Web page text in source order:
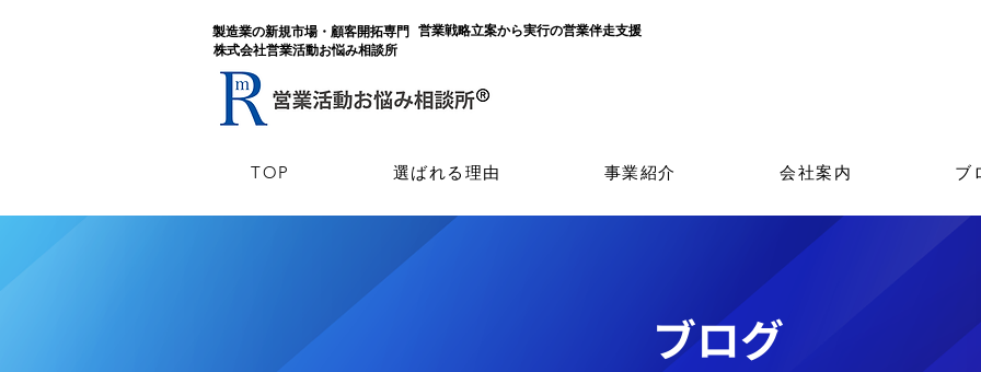
​製造業の新規市場・顧客開拓専門
​株式会社営業活動お悩み相談所
​営業戦略立案から実行の営業伴走支援
TOP 選ばれる理由 事業紹介 会社案内 ブ
​ブログ